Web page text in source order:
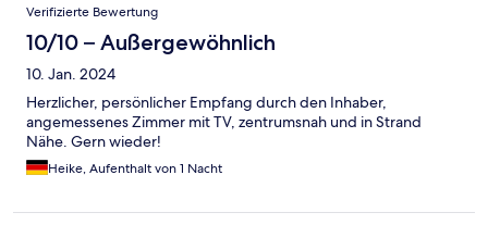
Verifizierte Bewertung
10/10 – Außergewöhnlich
10. Jan. 2024
Herzlicher, persönlicher Empfang durch den Inhaber,
angemessenes Zimmer mit TV, zentrumsnah und in Strand
Nähe. Gern wieder!
Heike, Aufenthalt von 1 Nacht